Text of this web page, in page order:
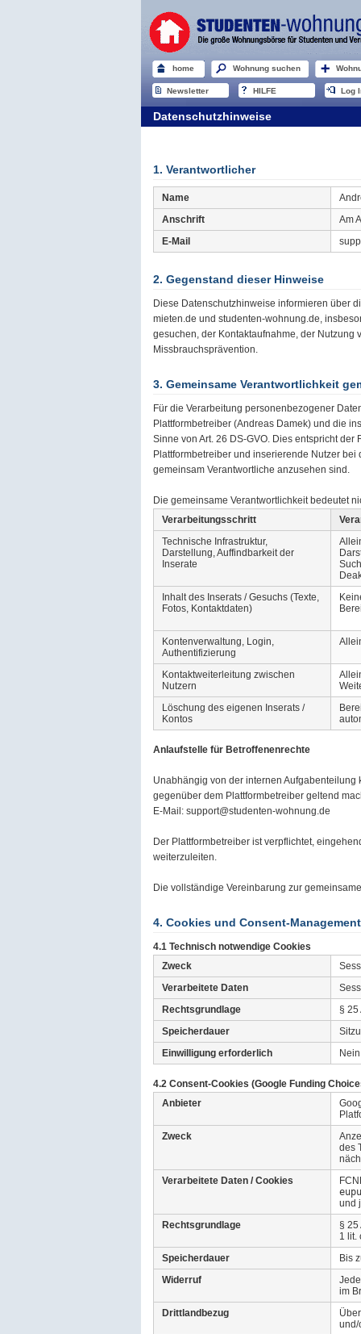
home Wohnung suchen
Newsletter HILFE Log
Datenschutzhinweise
1. Verantwortlicher
Name
Anschrift
Am
E-Mail
2. Gegenstand dieser Hinweise
Diese Datenschutzhinweise informieren über
mieten.de und studenten-wohnung.de,
gesuchen, der Kontaktaufnahme, der Nutzung
Missbrauchsprävention.
3. Gemeinsame Verantwortlichkeit
Für die Verarbeitung personenbezogener
Plattformbetreiber (Andreas Damek) und die
Sinne von Art. 26 DS-GVO. Dies entspricht
Plattformbetreiber und inserierende Nutzer
gemeinsam Verantwortliche anzusehen sind.
Die gemeinsame Verantwortlichkeit bedeutet
Verarbeitungsschritt
Technische Infrastruktur,
Darstellung, Auffindbarkeit der
Inserate
Inhalt des Inserats / Gesuchs (Texte,
Fotos, Kontaktdaten)
Kontenverwaltung, Login,
Authentifizierung
Kontaktweiterleitung zwischen
Nutzern
Löschung des eigenen Inserats /
Kontos
Anlaufstelle für Betroffenenrechte
Unabhängig von der internen
gegenüber dem Plattformbetreiber geltend
E-Mail: support@studenten-wohnung.de
Der Plattformbetreiber ist verpflichtet,
weiterzuleiten.
Die vollständige Vereinbarung zur
4. Cookies und Consent-Management
4.1 Technisch notwendige Cookies
Zweck
Verarbeitete Daten
Rechtsgrundlage
§ 25
Speicherdauer
Einwilligung erforderlich
4.2 Consent-Cookies (Google Funding
Anbieter
Zweck
des
Verarbeitete Daten / Cookies
und
Rechtsgrundlage
§ 25
1 lit.
Speicherdauer
Bis
Widerruf
im
Drittlandbezug
und/